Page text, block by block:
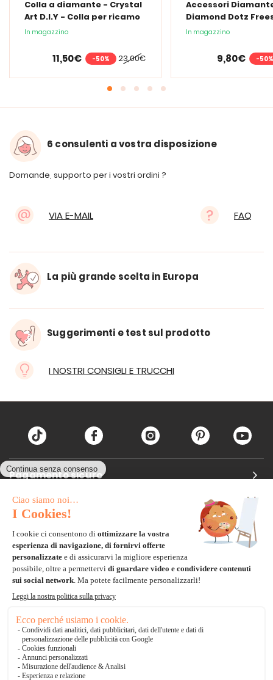
Colla a diamante - Crystal
Art D.I.Y - Colla per ricamo
a diamante - 150 ml
In magazzino
23,00€
11,50€ -50%
Accessori
Diamond Dotz
Penna Ergo LED
In magazzino
9,80€ -50%
6 consulenti a vostra disposizione
Domande, supporto per i vostri ordini ?
VIA E-MAIL FAQ
La più grande scelta in Europa
Suggerimenti e test sul prodotto
I NOSTRI CONSIGLI E TRUCCHI
Pagamento sicuro
Carta di credito
Paypal
Bonifico Bancario
3 volte senza tasse
*Soluzioni di consegna
Delivengo Domicilio Internazionale